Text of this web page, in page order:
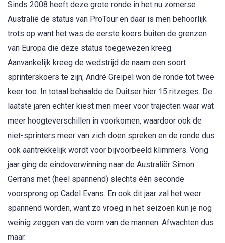
Sinds 2008 heeft deze grote ronde in het nu zomerse
Australië de status van ProTour en daar is men behoorlijk
trots op want het was de eerste koers buiten de grenzen
van Europa die deze status toegewezen kreeg.
Aanvankelijk kreeg de wedstrijd de naam een soort
sprinterskoers te zijn; André Greipel won de ronde tot twee
keer toe. In totaal behaalde de Duitser hier 15 ritzeges. De
laatste jaren echter kiest men meer voor trajecten waar wat
meer hoogteverschillen in voorkomen, waardoor ook de
niet-sprinters meer van zich doen spreken en de ronde dus
ook aantrekkelijk wordt voor bijvoorbeeld klimmers. Vorig
jaar ging de eindoverwinning naar de Australiër Simon
Gerrans met (heel spannend) slechts één seconde
voorsprong op Cadel Evans. En ook dit jaar zal het weer
spannend worden, want zo vroeg in het seizoen kun je nog
weinig zeggen van de vorm van de mannen. Afwachten dus
maar.